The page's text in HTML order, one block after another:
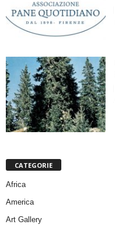
CATEGORIE
Africa
America
Art Gallery